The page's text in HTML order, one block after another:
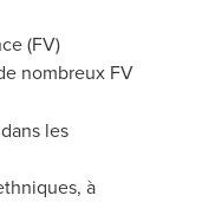
(FV)
nombreux FV
les
à